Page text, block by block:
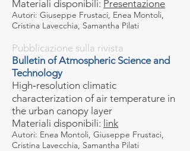
Materiali disponibili: Presentazione
Autori: Giuseppe Frustaci, Enea Montoli,
Cristina Lavecchia, Samantha Pilati
Pubblicazione sulla rivista
Bulletin of Atmospheric Science and
Technology
High‑resolution climatic
characterization of air temperature in
the urban canopy layer
Materiali disponibili: link
Autori: Enea Montoli, Giuseppe Frustaci,
Cristina Lavecchia, Samantha Pilati